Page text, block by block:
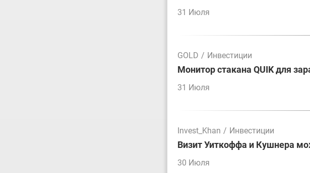
31 Июля
GOLD / Инвестиции
Монитор стакана QUIK для
31 Июля
Invest_Khan / Инвестиции
Визит Уиткоффа и Кушнера
30 Июля